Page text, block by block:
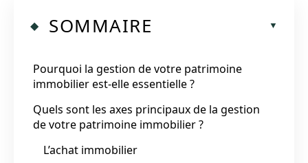
SOMMAIRE
Pourquoi la gestion de votre patrimoine
immobilier est-elle essentielle ?
Quels sont les axes principaux de la gestion
de votre patrimoine immobilier ?
L’achat immobilier